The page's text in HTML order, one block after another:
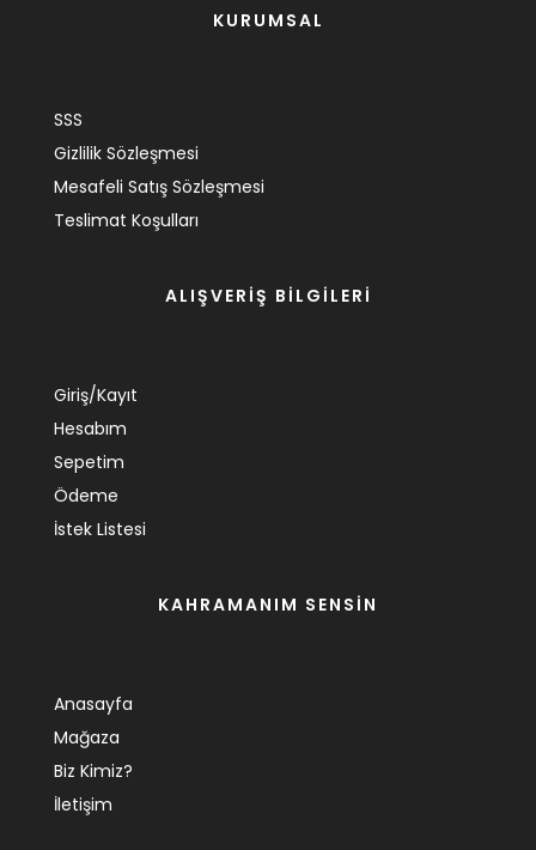
KURUMSAL
SSS
Gizlilik Sözleşmesi
Mesafeli Satış Sözleşmesi
Teslimat Koşulları
ALIŞVERİŞ BİLGİLERİ
Giriş/Kayıt
Hesabım
Sepetim
Ödeme
İstek Listesi
KAHRAMANIM SENSİN
Anasayfa
Mağaza
Biz Kimiz?
İletişim